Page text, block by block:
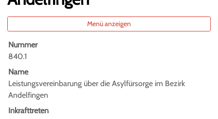
Menü anzeigen
Nummer
840.1
Name
Leistungsvereinbarung über die Asylfürsorge im Bezirk
Andelfingen
Inkrafttreten
Zugehörige Objekte